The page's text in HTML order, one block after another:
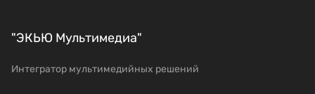
"ЭКЬЮ Мультимедиа"
Интегратор мультимедийных решений